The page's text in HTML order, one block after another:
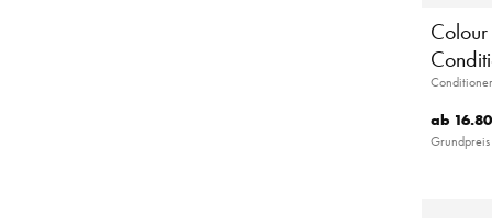
Colour
ab